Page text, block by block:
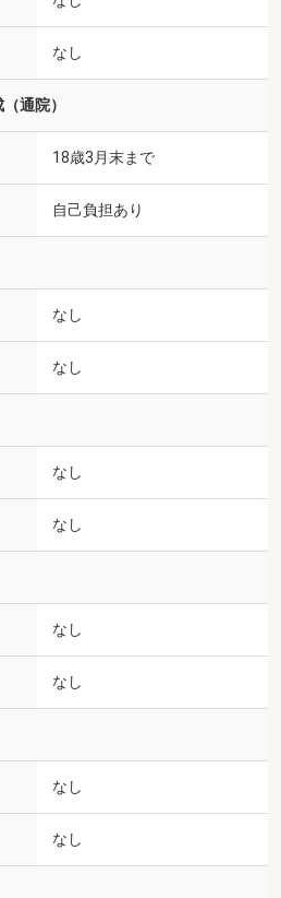
なし
通院）
18歳3月末まで
自己負担あり
なし
なし
なし
なし
なし
なし
なし
なし